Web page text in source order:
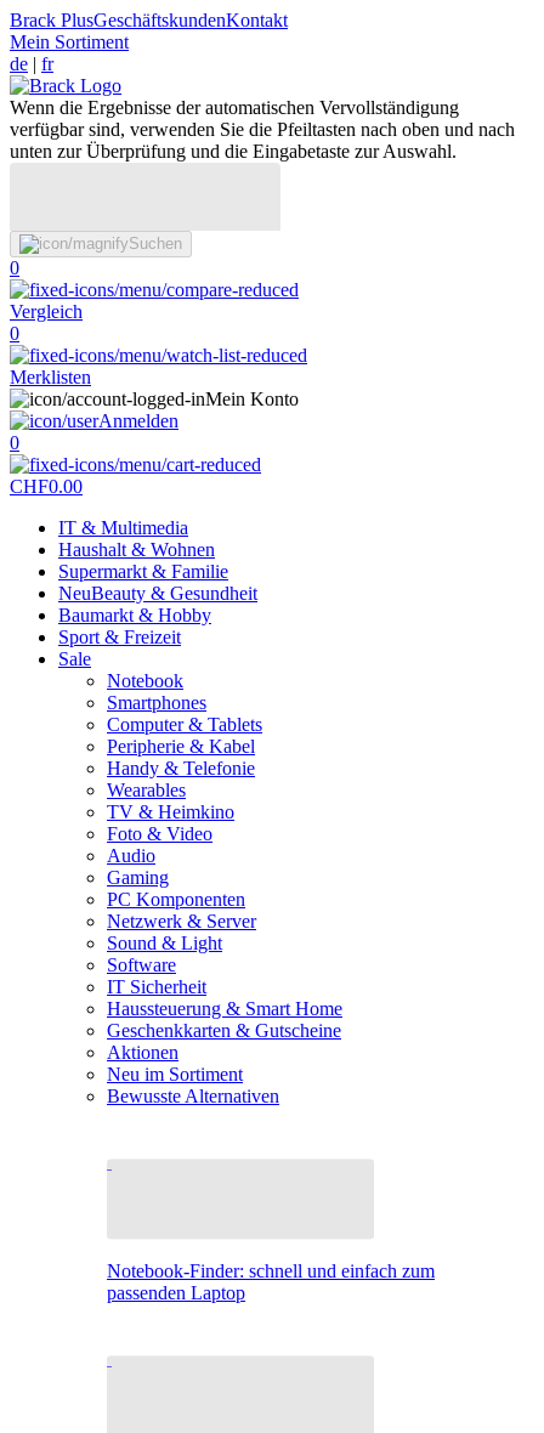
Brack PlusGeschäftskundenKontakt
Mein Sortiment
de | fr
Wenn die Ergebnisse der automatischen Vervollständigung
verfügbar sind, verwenden Sie die Pfeiltasten nach oben und nach
unten zur Überprüfung und die Eingabetaste zur Auswahl.
Suchen
0
Vergleich
0
Merklisten
Mein Konto
Anmelden
0
CHF0.00
IT & Multimedia
Haushalt & Wohnen
Supermarkt & Familie
NeuBeauty & Gesundheit
Baumarkt & Hobby
Sport & Freizeit
Sale
Notebook
Smartphones
Computer & Tablets
Peripherie & Kabel
Handy & Telefonie
Wearables
TV & Heimkino
Foto & Video
Audio
Gaming
PC Komponenten
Netzwerk & Server
Sound & Light
Software
IT Sicherheit
Haussteuerung & Smart Home
Geschenkkarten & Gutscheine
Aktionen
Neu im Sortiment
Bewusste Alternativen
Notebook-Finder: schnell und einfach zum
passenden Laptop